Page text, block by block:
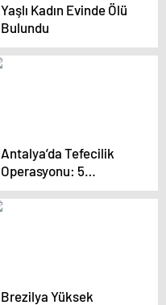
Yaşlı Kadın Evinde Ölü
Bulundu
Antalya’da Tefecilik
Operasyonu: 5
Tutuklama
Brezilya Yüksek